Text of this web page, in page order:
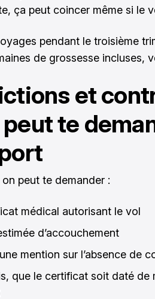
ça peut coincer même si le
pendant le troisième
de grossesse incluses,
et
peut te
peut te demander :
médical autorisant le vol
d’accouchement
mention sur l’absence de
que le certificat soit daté de